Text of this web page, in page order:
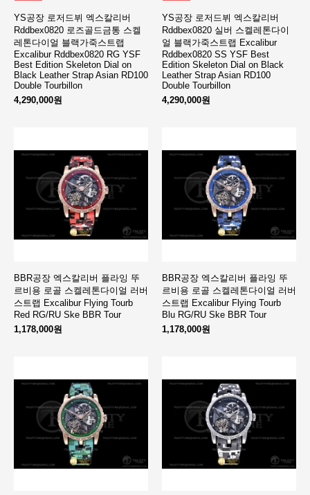
YS공장 로저드뷔 엑스칼리버
Rddbex0820 로즈골드금통 스켈
레톤다이얼 블랙가죽스트랩
Excalibur Rddbex0820 RG YSF
Best Edition Skeleton Dial on
Black Leather Strap Asian RD100
Double Tourbillon
4,290,000원
YS공장 로저드뷔 엑스칼리버
Rddbex0820 실버 스켈레톤다이
얼 블랙가죽스트랩 Excalibur
Rddbex0820 SS YSF Best
Edition Skeleton Dial on Black
Leather Strap Asian RD100
Double Tourbillon
4,290,000원
BBR공장 엑스칼리버 플라잉 뚜
르비용 로골 스켈레톤다이얼 러버
스트랩 Excalibur Flying Tourb
Red RG/RU Ske BBR Tour
1,178,000원
BBR공장 엑스칼리버 플라잉 뚜
르비용 로골 스켈레톤다이얼 러버
스트랩 Excalibur Flying Tourb
Blu RG/RU Ske BBR Tour
1,178,000원